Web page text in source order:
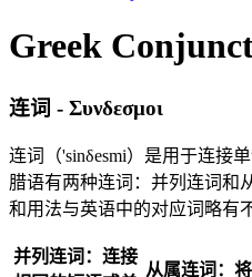
Greek
连词 - Συνδεσμοι
连词（'sinδesmi）是用于连接
腊语有两种连词：并列连词和
和用法与英语中的对应词略有
并列连词：连接
从属连词：